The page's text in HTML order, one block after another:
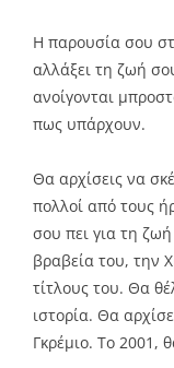
Η παρουσία σου
αλλάξει τη ζωή
ανοίγονται
πως υπάρχουν.
Θα αρχίσεις να
πολλοί από τους
σου πει για τη
βραβεία του, την
τίτλους του. Θα
ιστορία. Θα
Γκρέμιο. Το 2001,